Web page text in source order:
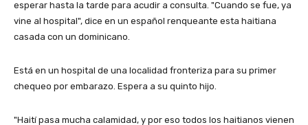
esperar hasta la tarde para acudir a consulta. "Cuando se fue, ya
vine al hospital", dice en un español renqueante esta haitiana
casada con un dominicano.
Está en un hospital de una localidad fronteriza para su primer
chequeo por embarazo. Espera a su quinto hijo.
"Haití pasa mucha calamidad, y por eso todos los haitianos vienen